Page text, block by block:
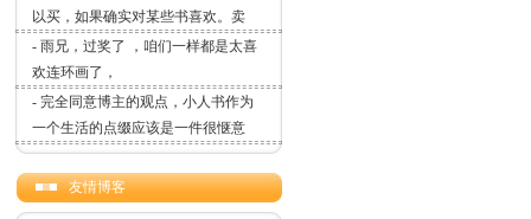
以买，如果确实对某些书喜欢。卖
- 雨兄，过奖了 ，咱们一样都是太喜
欢连环画了，
- 完全同意博主的观点，小人书作为
一个生活的点缀应该是一件很惬意
友情博客